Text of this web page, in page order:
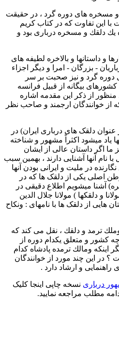
مسخره های دوره گرد ، در حقیقت
با این تفاوت که در کتاب کریم
يك دلقك و مسخره درباری بود و
و داستانها و بالاخره لطیفه های
- بزرگان - امرا و دیگر اجزاء
گرد و نیز صحبت بر سر
بیگانه از قبیل فرانسه
. منظور از ذکر این مقدمه اشاره
از خوانندگان ارجمند و صاحب نظر
دلقک های درباری ایران) در
یاد میشود اکثراً مشهور و شناخته
ما اگر داستان عالی از ایشان
نام آنها آشنایی دارند ، بهمین سبب
در ملیت و ایرانی بودن آنها
اصلی یکی از دلقک ها که در
آشنا میشویم اطلاع دقیقی در
و دلقكها ) مولانا جلال الدین
از دلقک ها با نامهای : ونكاح
ترمد و دلقك ، نقل می کند که
کشور و متعلق یکدام دوره از
اینکه ومالك ترمده پادشاه کدام
در این چند مورد از خوانندگان
راهنمایی و ارشاد دارد .
درباری نسخه چاپی اینجا کلیک
مطلب مراجعه نمایید.